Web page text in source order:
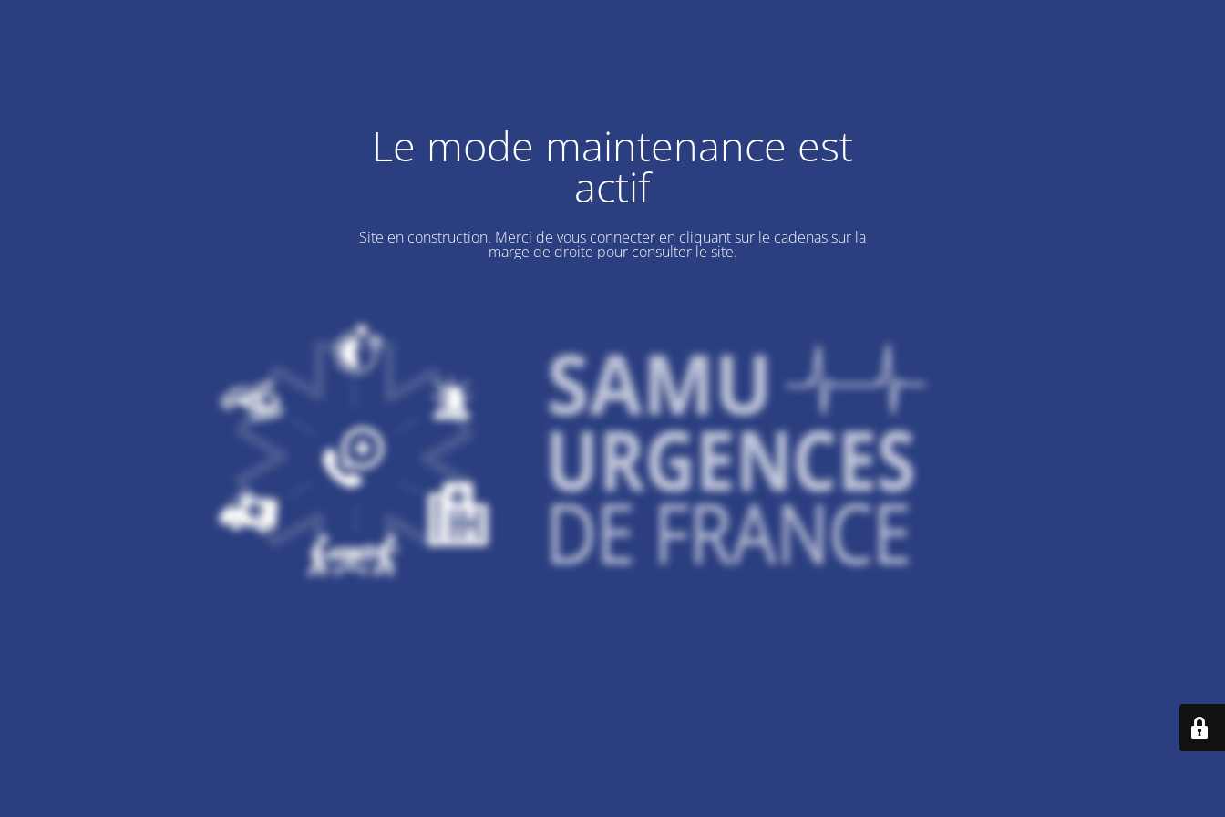
Le mode maintenance est
actif
Site en construction. Merci de vous connecter en cliquant sur le cadenas sur la
marge de droite pour consulter le site.